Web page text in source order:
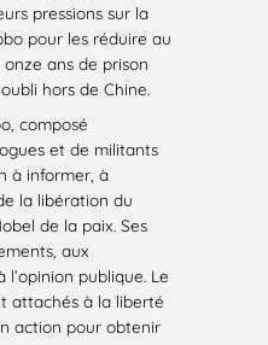
pressions sur la
pour les réduire au
ans de prison
hors de Chine.
composé
et de militants
à informer, à
la libération du
de la paix. Ses
aux
publique. Le
attachés à la liberté
action pour obtenir